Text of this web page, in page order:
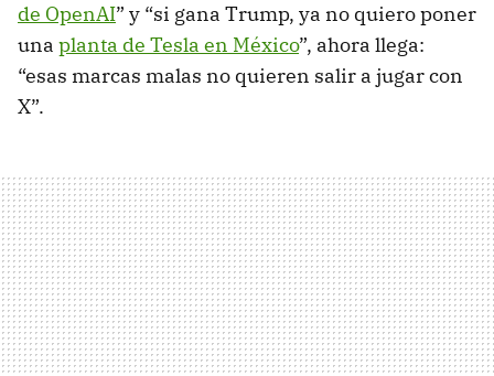
de OpenAI” y “si gana Trump, ya no quiero poner
una planta de Tesla en México”, ahora llega:
“esas marcas malas no quieren salir a jugar con
X”.